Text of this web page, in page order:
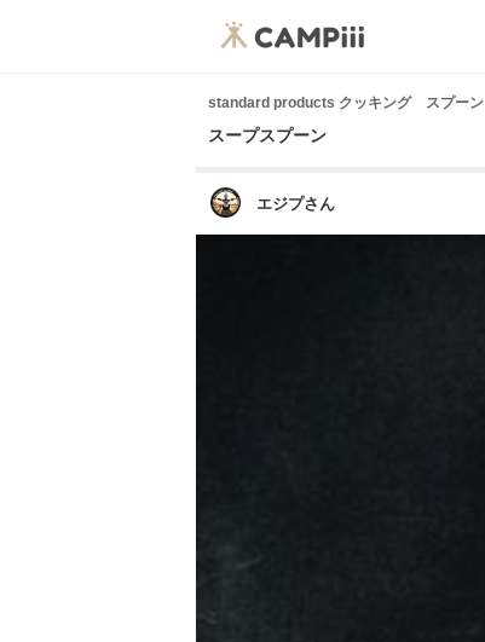
standard products クッキング スプーン
スープスプーン
エジプさん